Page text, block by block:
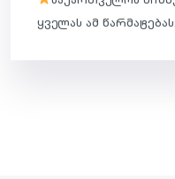
ყველას ამ წარმატებას.